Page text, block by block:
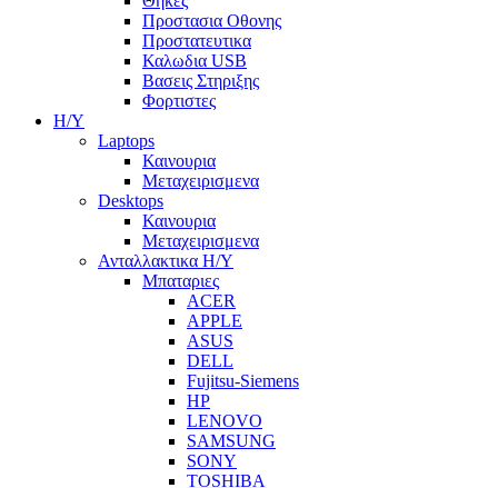
Προστασια Οθονης
Προστατευτικα
Καλωδια USB
Βασεις Στηριξης
Φορτιστες
Η/Υ
Laptops
Καινουρια
Μεταχειρισμενα
Desktops
Καινουρια
Μεταχειρισμενα
Ανταλλακτικα H/Y
Μπαταριες
ACER
APPLE
ASUS
DELL
Fujitsu-Siemens
HP
LENOVO
SAMSUNG
SONY
TOSHIBA